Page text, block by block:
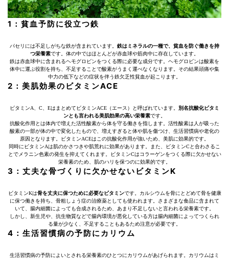
1：貧血予防に役立つ鉄
パセリには不足しがちな鉄が含まれています。 鉄はミネラルの一種で、貧血を防ぐ働きを持
つ栄養素です。体の中ではほとんどが赤血球や筋肉中に存在しています。
鉄は赤血球中に含まれるヘモグロビンをつくる際に必要な成分です。ヘモグロビンは酸素を
体中に運ぶ役割を持ち、不足することで酸素がうまく運べなくなります。その結果頭痛や集
中力の低下などの症状を伴う鉄欠乏性貧血が起こります。
2：美肌効果のビタミンACE
ビタミンA、C、EはまとめてビタミンACE（エース）と呼ばれています。 別名抗酸化ビタミ
ンとも言われる美肌効果の高い栄養素です。
抗酸化作用とは体内で増えた活性酸素から体を守る働きを指します。活性酸素は人が吸った
酸素の一部が体の中で変化したもので、増えすぎると体や肌を傷つけ、生活習慣病や老化の
原因となります。ビタミンACEはこの抗酸化作用が強いため、美肌に効果的です。
同時にビタミンAは肌のかさつきや肌荒れに効果があります。また、ビタミンCと合わさるこ
とでメラニン色素の発生を抑えてくれます。ビタミンCはコラーゲンをつくる際に欠かせない
栄養素のため、肌のハリを保つのに効果的です。
3：丈夫な骨づくりに欠かせないビタミンK
ビタミンKは骨を丈夫に保つために必要なビタミンです。カルシウムを骨にとどめて骨を健康
に保つ働きを持ち、骨粗しょう症の治療薬としても使われます。さまざまな食品に含まれて
いて、腸内細菌によっても合成されるため、あまり不足しないと言われる栄養素です。
しかし、新生児や、抗生物質などで腸内環境が悪化している方は腸内細菌によってつくられ
る量が少なく、不足することもあるため注意が必要です。
4：生活習慣病の予防にカリウム
生活習慣病の予防によいとされる栄養素のひとつにカリウムがあげられます。カリウムはミ